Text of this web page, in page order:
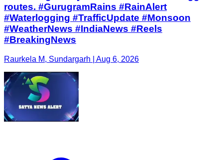
routes. #GurugramRains #RainAlert
#Waterlogging #TrafficUpdate #Monsoon
#WeatherNews #IndiaNews #Reels
#BreakingNews
Raurkela M, Sundargarh | Aug 6, 2026